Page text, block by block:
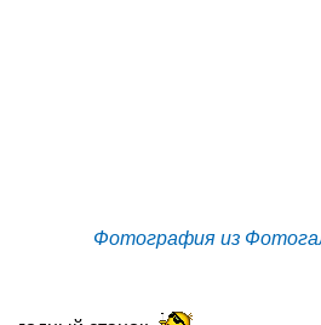
Фотография из